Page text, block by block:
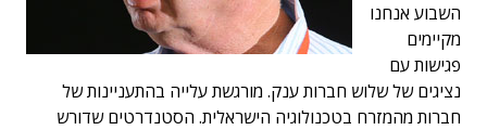
השבוע אנחנו
מקיימים
פגישות עם
נציגים של שלוש חברות ענק. מורגשת עלייה בהתעניינות של
חברות מהמזרח בטכנולוגיה הישראלית. הסטנדרטים שדורש